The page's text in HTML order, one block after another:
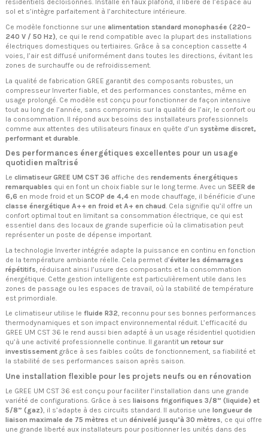
résidentiels décloisonnés. Installé en faux plafond, il libère de l’espace au
sol et s’intègre parfaitement à l’architecture intérieure.
Ce modèle fonctionne sur une alimentation standard monophasée (220–
240 V / 50 Hz), ce qui le rend compatible avec la plupart des installations
électriques domestiques ou tertiaires. Grâce à sa conception cassette 4
voies, l’air est diffusé uniformément dans toutes les directions, évitant les
zones de surchauffe ou de refroidissement.
La qualité de fabrication GREE garantit des composants robustes, un
compresseur Inverter fiable, et des performances constantes, même en
usage prolongé. Ce modèle est conçu pour fonctionner de façon intensive
tout au long de l’année, sans compromis sur la qualité de l’air, le confort ou
la consommation. Il répond aux besoins des installateurs professionnels
comme aux attentes des utilisateurs finaux en quête d’un système discret,
performant et durable
Des performances énergétiques excellentes pour un usage
quotidien maîtrisé
Le climatiseur GREE UM CST 36 affiche des rendements énergétiques
remarquables qui en font un choix fiable sur le long terme. Avec un SEER de
6,6 en mode froid et un SCOP de 4,4 en mode chauffage, il bénéficie d’une
classe énergétique A++ en froid et A+ en chaud. Cela signifie qu’il offre un
confort optimal tout en limitant sa consommation électrique, ce qui est
essentiel dans des locaux de grande superficie où la climatisation peut
représenter un poste de dépense important.
La technologie Inverter intégrée adapte la puissance en continu en fonction
de la température ambiante réelle. Cela permet d’éviter les démarrages
répétitifs, réduisant ainsi l’usure des composants et la consommation
énergétique. Cette gestion intelligente est particulièrement utile dans les
zones de passage ou les espaces de travail, où la stabilité de température
est primordiale.
Le climatiseur utilise le fluide R32, reconnu pour ses bonnes performances
thermodynamiques et son impact environnemental réduit. L’efficacité du
GREE UM CST 36 le rend aussi bien adapté à un usage résidentiel quotidien
qu’à une activité professionnelle continue. Il garantit un retour sur
investissement grâce à ses faibles coûts de fonctionnement, sa fiabilité et
la stabilité de ses performances saison après saison.
Une installation flexible pour les projets neufs ou en rénovation
Le GREE UM CST 36 est conçu pour faciliter l’installation dans une grande
variété de configurations. Grâce à ses liaisons frigorifiques 3/8” (liquide) et
5/8” (gaz), il s’adapte à des circuits standard. Il autorise une longueur de
liaison maximale de 75 mètres et un dénivelé jusqu’à 30 mètres, ce qui offre
une grande liberté aux installateurs pour positionner les unités dans des